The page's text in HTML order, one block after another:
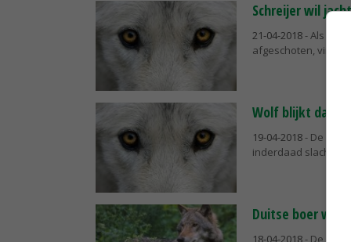
Schreijer wil
21-04-2018- Als
afgeschoten, vindt
Wolf blijkt dader
19-04-2018- De
inderdaad
Duitse boer wil
18-04-2018- De